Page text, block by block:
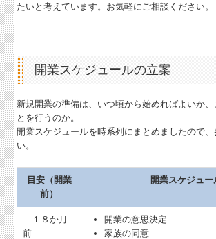
たいと考えています。お気軽にご相談ください。
開業スケジュールの立案
新規開業の準備は、いつ頃から始めればよいか、
とを行うのか。
開業スケジュールを時系列にまとめましたので、
い。
目安（開業
前）
開業スケジュー
１８か月
前
開業の意思決定
家族の同意